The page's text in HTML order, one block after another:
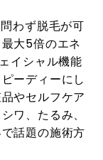
わず脱毛が可
大5倍のエネ
イシャル機能
ーディーにし
やセルフケア
ワ、たるみ、
話題の施術方